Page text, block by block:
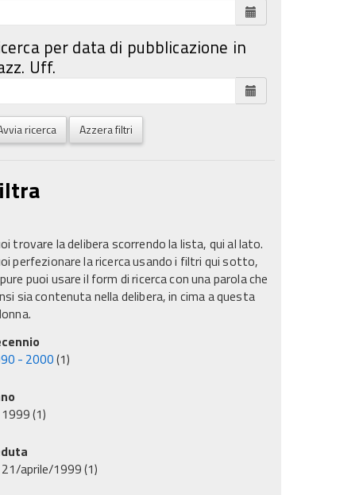
per data di pubblicazione in
Uff.
ricerca Azzera filtri
trovare la delibera scorrendo la lista, qui al lato.
perfezionare la ricerca usando i filtri qui sotto,
puoi usare il form di ricerca con una parola che
sia contenuta nella delibera, in cima a questa
- 2000(1)
1999(1)
21/aprile/1999(1)